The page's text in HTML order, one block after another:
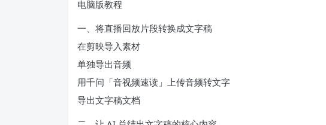
电脑版教程
一、将直播回放片段转换成文字稿
在剪映导入素材
单独导出音频
用千问「音视频速读」上传音频转文字
导出文字稿文档